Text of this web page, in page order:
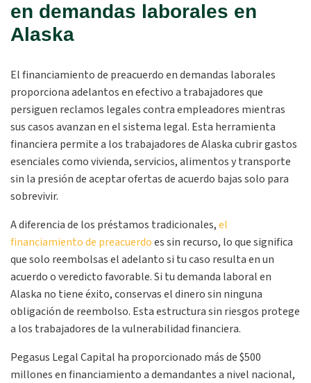
en demandas laborales en
Alaska
El financiamiento de preacuerdo en demandas laborales
proporciona adelantos en efectivo a trabajadores que
persiguen reclamos legales contra empleadores mientras
sus casos avanzan en el sistema legal. Esta herramienta
financiera permite a los trabajadores de Alaska cubrir gastos
esenciales como vivienda, servicios, alimentos y transporte
sin la presión de aceptar ofertas de acuerdo bajas solo para
sobrevivir.
A diferencia de los préstamos tradicionales,el
financiamiento de preacuerdoes sin recurso, lo que significa
que solo reembolsas el adelanto si tu caso resulta en un
acuerdo o veredicto favorable. Si tu demanda laboral en
Alaska no tiene éxito, conservas el dinero sin ninguna
obligación de reembolso. Esta estructura sin riesgos protege
a los trabajadores de la vulnerabilidad financiera.
Pegasus Legal Capital ha proporcionado más de $500
millones en financiamiento a demandantes a nivel nacional,